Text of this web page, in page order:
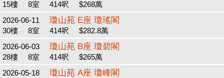
15樓 8室 414呎
$268萬
2026-06-11
瓊山苑 E座 瓊瑤閣
30樓 8室 414呎
$282.8萬
2026-06-03
瓊山苑 B座 瓊碧閣
28樓 8室 414呎
$265萬
2026-05-18
瓊山苑 A座 瓊峰閣